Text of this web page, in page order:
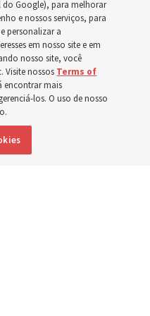
em Cache Valley, Utah,
desde outubro de
do Google), para melhorar
e nossos serviços, para
personalizar a
em nosso site e em
nosso site, você
Visite nossos Terms of
encontrar mais
los. O uso de nosso